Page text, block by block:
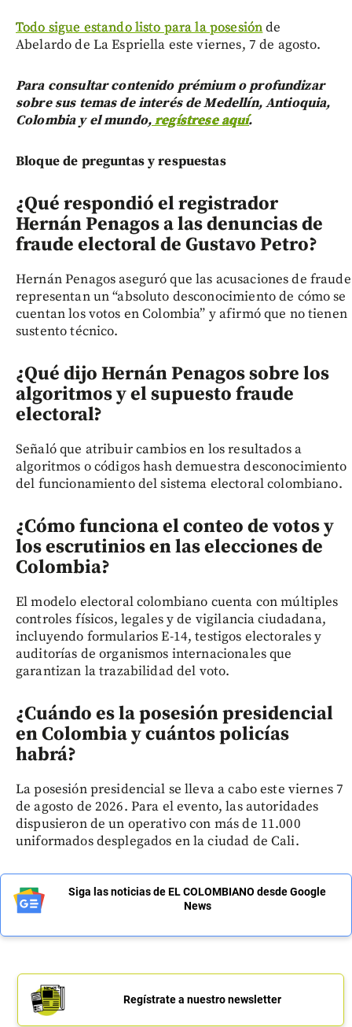
Todo sigue estando listo para la posesiónde
Abelardo de La Espriella este viernes, 7 de agosto.
Para consultar contenido prémium o profundizar
sobre sus temas de interés de Medellín, Antioquia,
Colombia y el mundo,regístrese aquí.
Bloque de preguntas y respuestas
¿Qué respondió el registrador
Hernán Penagos a las denuncias de
fraude electoral de Gustavo Petro?
Hernán Penagos aseguró que las acusaciones de fraude
representan un “absoluto desconocimiento de cómo se
cuentan los votos en Colombia” y afirmó que no tienen
sustento técnico.
¿Qué dijo Hernán Penagos sobre los
algoritmos y el supuesto fraude
electoral?
Señaló que atribuir cambios en los resultados a
algoritmos o códigos hash demuestra desconocimiento
del funcionamiento del sistema electoral colombiano.
¿Cómo funciona el conteo de votos y
los escrutinios en las elecciones de
Colombia?
El modelo electoral colombiano cuenta con múltiples
controles físicos, legales y de vigilancia ciudadana,
incluyendo formularios E-14, testigos electorales y
auditorías de organismos internacionales que
garantizan la trazabilidad del voto.
¿Cuándo es la posesión presidencial
en Colombia y cuántos policías
habrá?
La posesión presidencial se lleva a cabo este viernes 7
de agosto de 2026. Para el evento, las autoridades
dispusieron de un operativo con más de 11.000
uniformados desplegados en la ciudad de Cali.
Siga las noticias de EL COLOMBIANO desde Google
News
Regístrate a nuestro newsletter